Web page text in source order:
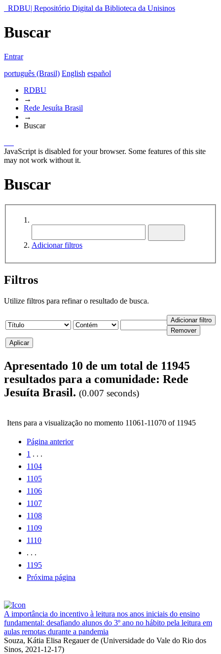
RDBU| Repositório Digital da Biblioteca da Unisinos
Buscar
Entrar
português (Brasil) English español
RDBU
→
Rede Jesuíta Brasil
→
Buscar
JavaScript is disabled for your browser. Some features of this site
may not work without it.
Buscar
Adicionar filtros
Filtros
Utilize filtros para refinar o resultado de busca.
Apresentado 10 de um total de 11945
resultados para a comunidade: Rede
Jesuíta Brasil. (0.007 seconds)
Itens para a visualização no momento 11061-11070 of 11945
Página anterior
1 . . .
1104
1105
1106
1107
1108
1109
1110
. . .
1195
Próxima página
A importância do incentivo à leitura nos anos iniciais do ensino
fundamental: desafiando alunos do 3º ano no hábito pela leitura em
aulas remotas durante a pandemia
Souza, Kátia Elisa Regauer de (Universidade do Vale do Rio dos
Sinos, 2021-12-17)